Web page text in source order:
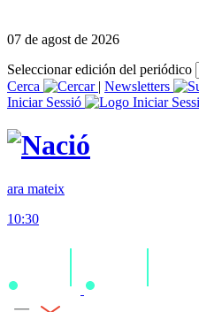
07 de agost de 2026
Seleccionar edición del periódico
Cerca
| Newsletters
Iniciar Sessió
ara mateix
10:30